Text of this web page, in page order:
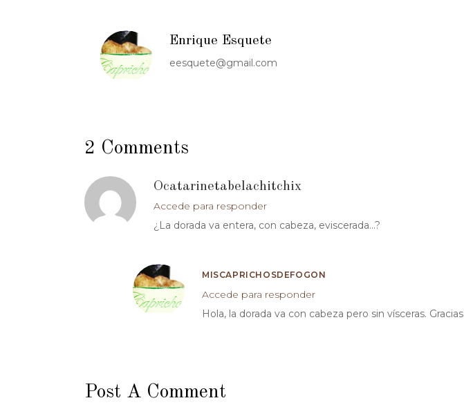
Enrique Esquete
eesquete@gmail.com
2 Comments
Ocatarinetabelachitchix
Accede para responder
¿La dorada va entera, con cabeza, eviscerada…?
MISCAPRICHOSDEFOGON
Accede para responder
Hola, la dorada va con cabeza pero sin vísceras. Gracias
Post A Comment